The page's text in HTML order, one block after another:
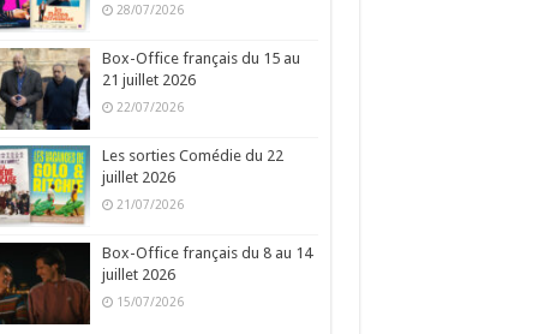
28/07/2026
Box-Office français du 15 au
21 juillet 2026
22/07/2026
Les sorties Comédie du 22
juillet 2026
21/07/2026
Box-Office français du 8 au 14
juillet 2026
15/07/2026